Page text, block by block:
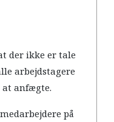
der ikke er tale
arbejdstagere
anfægte.
på